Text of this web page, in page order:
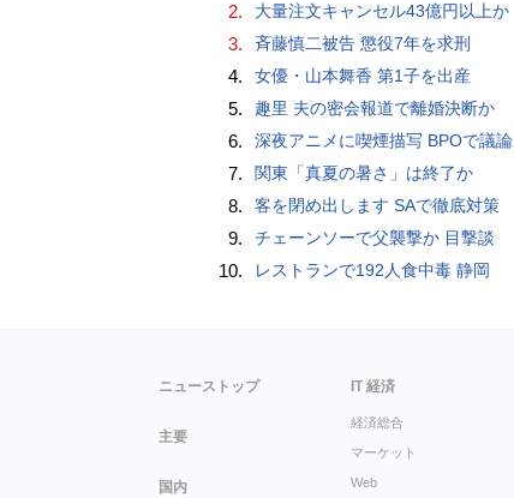
2. 大量注文キャンセル43億円以上か
3. 斉藤慎二被告 懲役7年を求刑
4. 女優・山本舞香 第1子を出産
5. 趣里 夫の密会報道で離婚決断か
6. 深夜アニメに喫煙描写 BPOで議論
7. 関東「真夏の暑さ」は終了か
8. 客を閉め出します SAで徹底対策
9. チェーンソーで父襲撃か 目撃談
10. レストランで192人食中毒 静岡
ニューストップ
主要
国内
IT 経済
経済総合
マーケット
Web